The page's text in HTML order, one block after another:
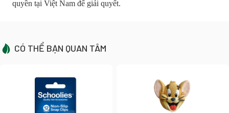
quyền tại Việt Nam để giải quyết.
CÓ THỂ BẠN QUAN TÂM